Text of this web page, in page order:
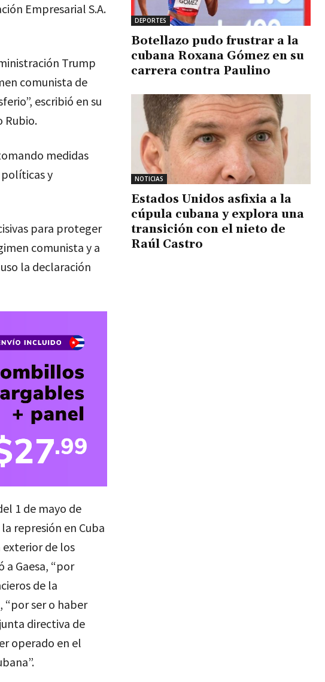
Empresarial S.A.
Trump
comunista de
escribió en su
Rubio.
medidas
y
para proteger
comunista y a
la declaración
1 de mayo de
represión en Cuba
exterior de los
Gaesa, “por
de la
“por ser o haber
directiva de
operado en el
DEPORTES
Botellazo pudo frustrar a la
cubana Roxana Gómez en su
carrera contra Paulino
NOTICIAS
Estados Unidos asfixia a la
cúpula cubana y explora una
transición con el nieto de
Raúl Castro